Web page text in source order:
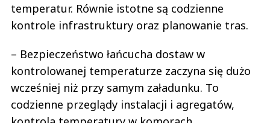
temperatur. Równie istotne są codzienne
kontrole infrastruktury oraz planowanie tras.
– Bezpieczeństwo łańcucha dostaw w
kontrolowanej temperaturze zaczyna się dużo
wcześniej niż przy samym załadunku. To
codzienne przeglądy instalacji i agregatów,